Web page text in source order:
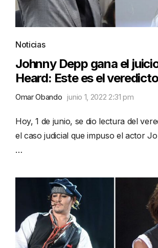
Noticias
Johnny Depp gana el
Heard: Este es el
Omar Obando junio 1, 2022 2:31 pm
Hoy, 1 de junio, se dio lectura del
el caso judicial que impuso el actor
…